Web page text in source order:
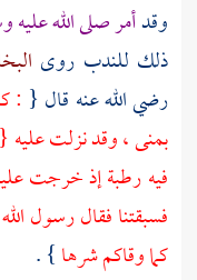
وقدأمر صلى الله عليه
ذلك للندب روى
رضي الله عنه قال { :
بمنى، وقد نزلت عليه {
فيه رطبة إذ خرجت
فسبقتنا فقال رسول
كما وقاكم شرها} .